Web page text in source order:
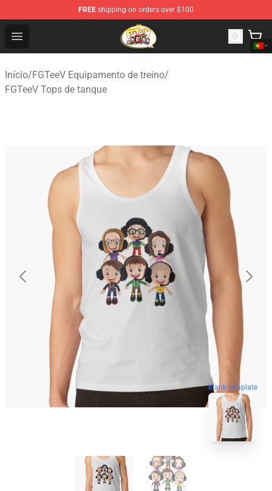
FREE shipping on orders over $100
Open menu
FGTeeV Store - Official FGTeeV Merchandise Shop
Início/FGTeeV Equipamento de treino/
FGTeeV Tops de tanque
blank template